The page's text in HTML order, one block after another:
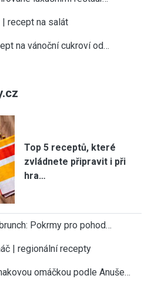
recept na salát
na vánoční cukroví od…
Top 5 receptů, které
zvládnete připravit i při
hra…
Pokrmy pro pohod…
| regionální recepty
omáčkou podle Anuše…